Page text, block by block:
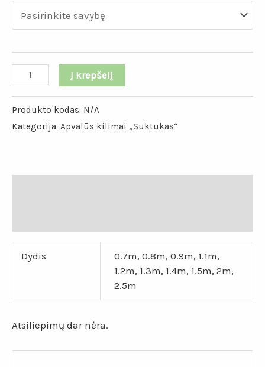
Į krepšelį
Produkto kodas: N/A
Kategorija: Apvalūs kilimai „Suktukas“
Dydis
0.7m, 0.8m, 0.9m, 1.1m,
1.2m, 1.3m, 1.4m, 1.5m, 2m,
2.5m
Atsiliepimų dar nėra.